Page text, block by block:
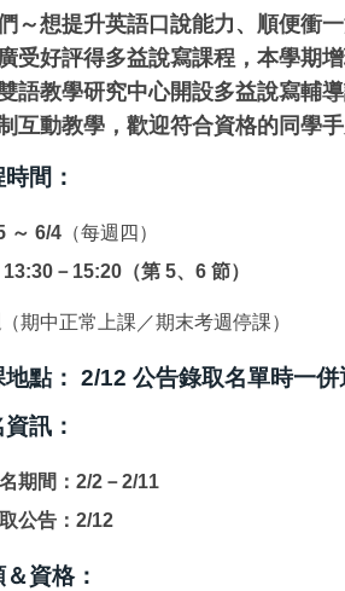
～想提升英語口說能力、順便衝
受好評得多益說寫課程，本學期
語教學研究中心開設多益說寫輔
互動教學，歡迎符合資格的同學
間：
～ 6/4 （每週四）
13:30－15:20（第 5、6 節）
（期中正常上課／期末考週停課）
點： 2/12 公告錄取名單時一併
訊：
期間：2/2－2/11
公告：2/12
資格：